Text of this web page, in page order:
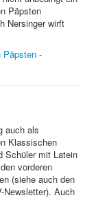
Päpsten
Nersinger wirft
Päpsten -
auch als
Klassischen
Schüler mit Latein
vorderen
(siehe auch den
Newsletter). Auch